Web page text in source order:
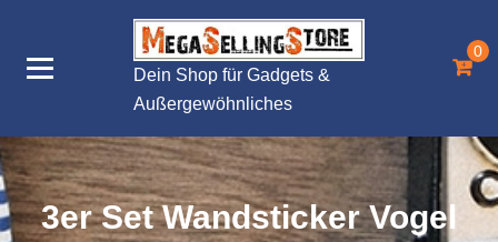
springen
Dein Shop für Gadgets &
Außergewöhnliches
0
3er Set Wandsticker Vogel